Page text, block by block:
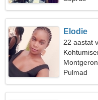
Elodie
22 aastat
Montgeron
Pulmad